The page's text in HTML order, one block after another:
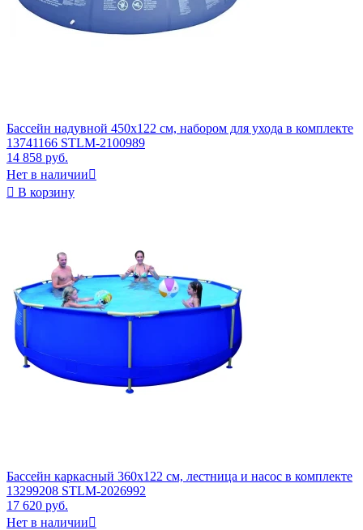
Бассейн надувной 450x122 см, набором для ухода в комплекте
13741166 STLM-2100989
14 858 руб.
Нет в наличии
 В корзину
Бассейн каркасный 360x122 см, лестница и насос в комплекте
13299208 STLM-2026992
17 620 руб.
Нет в наличии